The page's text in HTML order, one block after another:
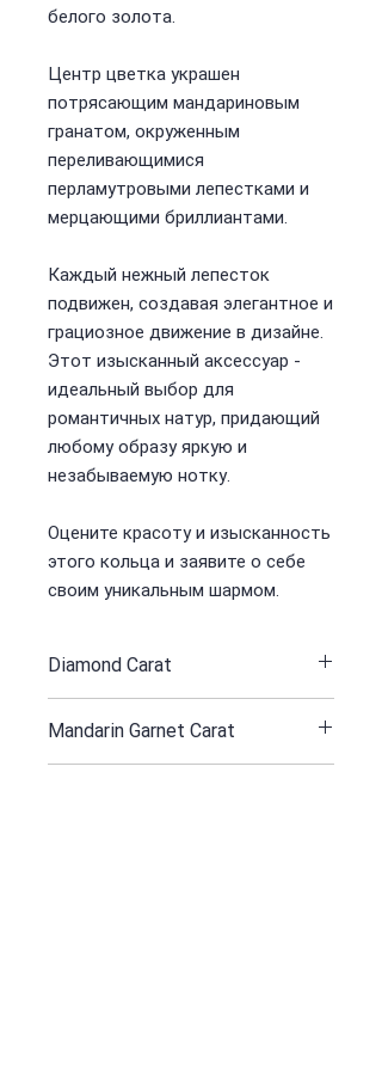
белого золота.
Центр цветка украшен
потрясающим мандариновым
гранатом, окруженным
переливающимися
перламутровыми лепестками и
мерцающими бриллиантами.
Каждый нежный лепесток
подвижен, создавая элегантное и
грациозное движение в дизайне.
Этот изысканный аксессуар -
идеальный выбор для
романтичных натур, придающий
любому образу яркую и
незабываемую нотку.
Оцените красоту и изысканность
этого кольца и заявите о себе
своим уникальным шармом.
Diamond Carat
Mandarin Garnet Carat